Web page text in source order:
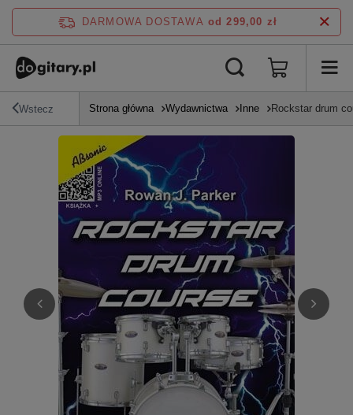
DARMOWA DOSTAWA od 299,00 zł
Wstecz Strona główna Wydawnictwa Inne Rockstar drum